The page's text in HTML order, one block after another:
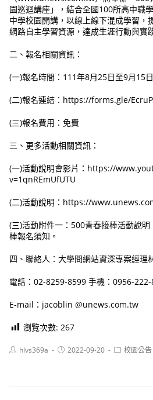
園巡迴講座」，結合全國100所高中職
中學校園開講，以線上線下混成學習，
網路自主學習資源，達成生涯行動與實
二、報名相關資訊：
(一)報名時間：111年8月25日至9月15日
(二)報名連結：https://forms.gle/
(三)報名費用：免費
三、更多活動相關資訊：
(一)活動說明會影片：https://
v=1qnREmUfUTU
(二)活動說明：https://
(三)活動附件一：500青春接棒活動說
棒報名須知。
四、聯絡人：大學問網站資深專案經理
電話：02-8259-8599 手機：0956-
E-mail：jacoblin @unews.com.tw
瀏覽次數: 267
Posthlvs369a
Post2022-09-20
Post校園公告